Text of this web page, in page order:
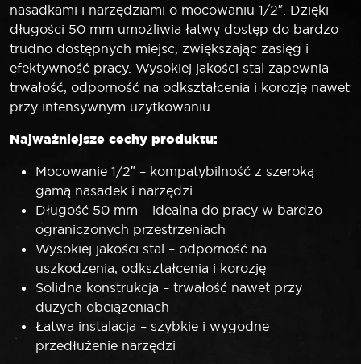
nasadkami i narzędziami o mocowaniu 1/2″. Dzięki
długości 50 mm umożliwia łatwy dostęp do bardzo
trudno dostępnych miejsc, zwiększając zasięg i
efektywność pracy. Wysokiej jakości stal zapewnia
trwałość, odporność na odkształcenia i korozję nawet
przy intensywnym użytkowaniu.
Najważniejsze cechy produktu:
Mocowanie 1/2″ – kompatybilność z szeroką
gamą nasadek i narzędzi
Długość 50 mm – idealna do pracy w bardzo
ograniczonych przestrzeniach
Wysokiej jakości stal – odporność na
uszkodzenia, odkształcenia i korozję
Solidna konstrukcja – trwałość nawet przy
dużych obciążeniach
Łatwa instalacja – szybkie i wygodne
przedłużenie narzędzi